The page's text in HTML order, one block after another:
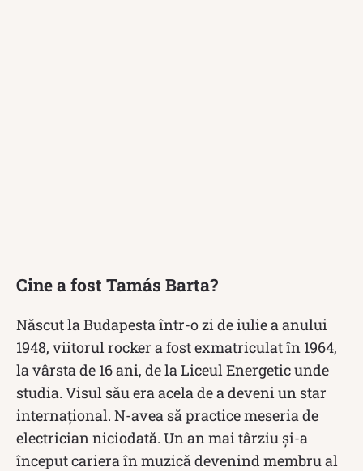
Cine a fost Tamás Barta?
Născut la Budapesta într-o zi de iulie a anului
1948, viitorul rocker a fost exmatriculat în 1964,
la vârsta de 16 ani, de la Liceul Energetic unde
studia. Visul său era acela de a deveni un star
internațional. N-avea să practice meseria de
electrician niciodată. Un an mai târziu și-a
început cariera în muzică devenind membru al